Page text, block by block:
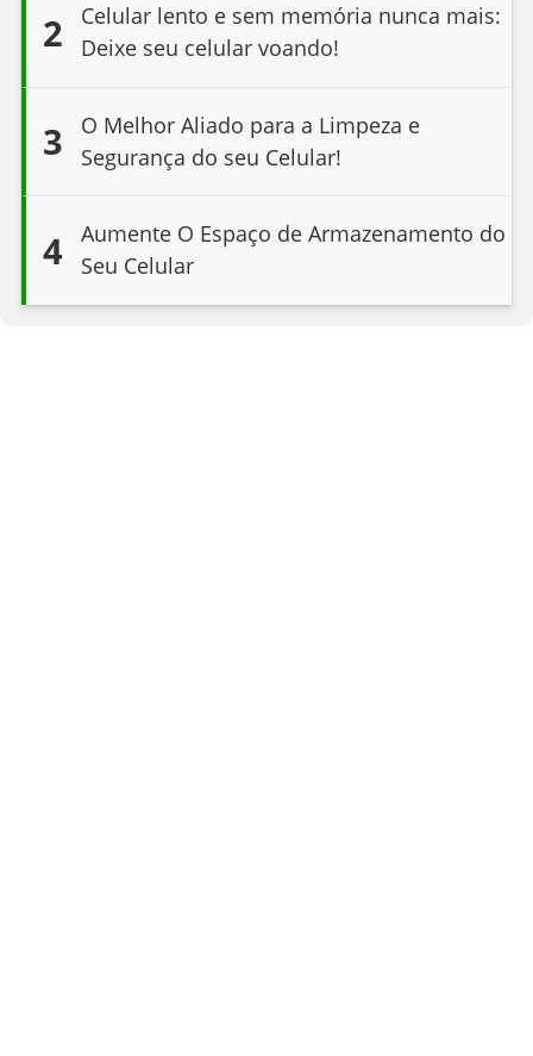
2
Celular lento e sem memória nunca mais:
Deixe seu celular voando!
3
O Melhor Aliado para a Limpeza e
Segurança do seu Celular!
4
Aumente O Espaço de Armazenamento do
Seu Celular